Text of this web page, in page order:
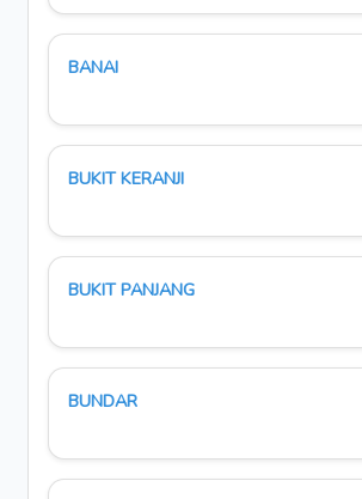
BANAI
BUKIT KERANJI
BUKIT PANJANG
BUNDAR